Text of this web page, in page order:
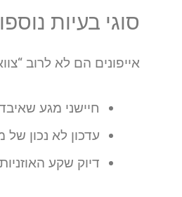
סוגי בעיות
אייפונים הם לא לרוב
חיישני מגע
עדכון לא נכון
דיוק שקע